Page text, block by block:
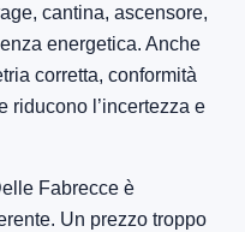
cantina, ascensore,
energetica. Anche
corretta, conformità
riducono l’incertezza e
Fabrecce è
Un prezzo troppo